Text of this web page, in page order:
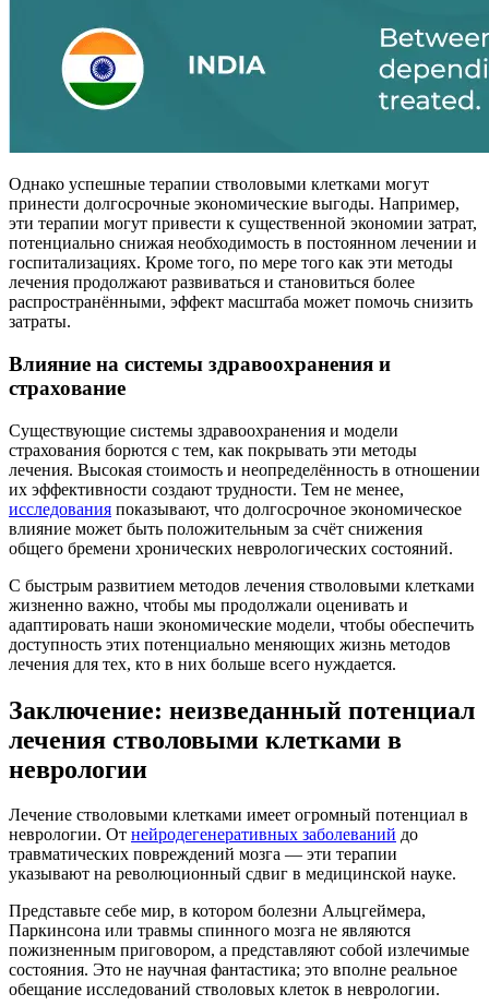
Однако успешные терапии стволовыми клетками могут
принести долгосрочные экономические выгоды. Например,
эти терапии могут привести к существенной экономии затрат,
потенциально снижая необходимость в постоянном лечении и
госпитализациях. Кроме того, по мере того как эти методы
лечения продолжают развиваться и становиться более
распространёнными, эффект масштаба может помочь снизить
затраты.
Влияние на системы здравоохранения и
страхование
Существующие системы здравоохранения и модели
страхования борются с тем, как покрывать эти методы
лечения. Высокая стоимость и неопределённость в отношении
их эффективности создают трудности. Тем не менее,
исследования показывают, что долгосрочное экономическое
влияние может быть положительным за счёт снижения
общего бремени хронических неврологических состояний.
С быстрым развитием методов лечения стволовыми клетками
жизненно важно, чтобы мы продолжали оценивать и
адаптировать наши экономические модели, чтобы обеспечить
доступность этих потенциально меняющих жизнь методов
лечения для тех, кто в них больше всего нуждается.
Заключение: неизведанный потенциал
лечения стволовыми клетками в
неврологии
Лечение стволовыми клетками имеет огромный потенциал в
неврологии. От нейродегенеративных заболеваний до
травматических повреждений мозга — эти терапии
указывают на революционный сдвиг в медицинской науке.
Представьте себе мир, в котором болезни Альцгеймера,
Паркинсона или травмы спинного мозга не являются
пожизненным приговором, а представляют собой излечимые
состояния. Это не научная фантастика; это вполне реальное
обещание исследований стволовых клеток в неврологии.